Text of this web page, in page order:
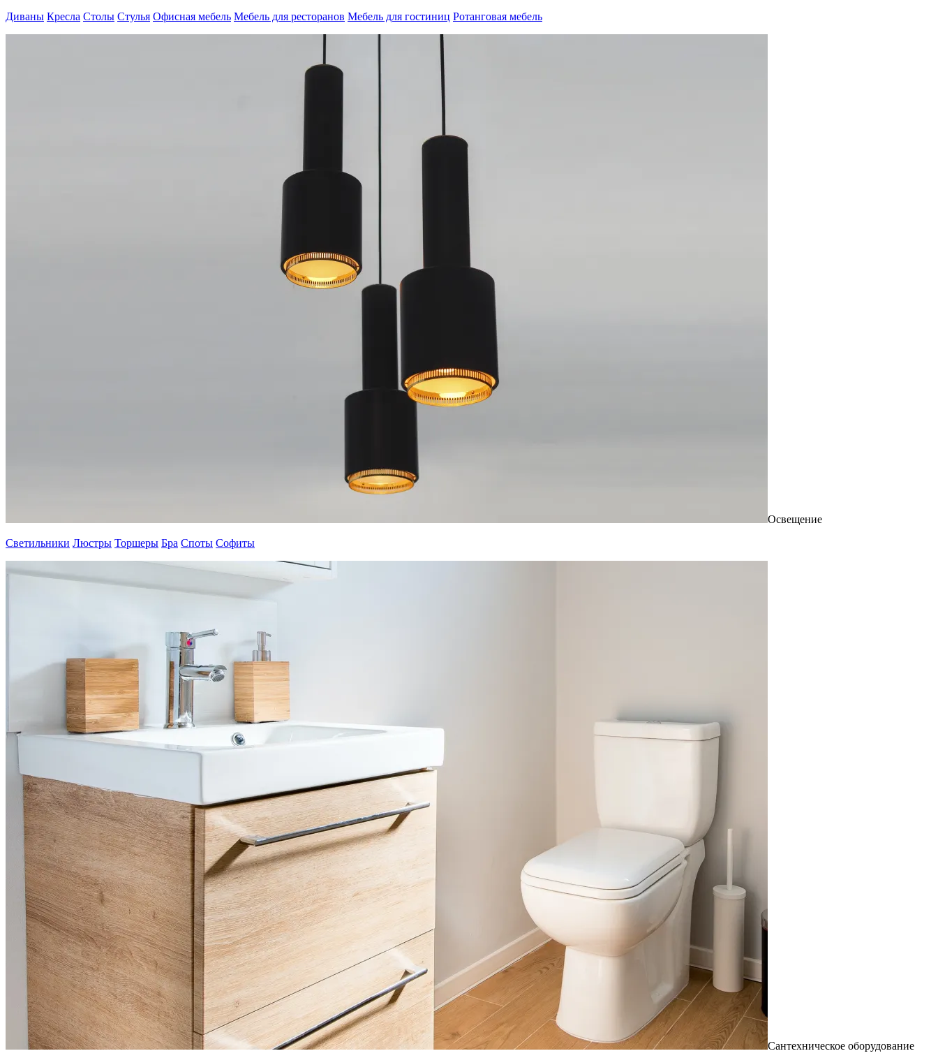
Диваны Кресла Столы Стулья Офисная мебель Мебель для ресторанов Мебель для гостиниц Ротанговая мебель
Освещение
Светильники Люстры Торшеры Бра Споты Софиты
Сантехническое оборудование